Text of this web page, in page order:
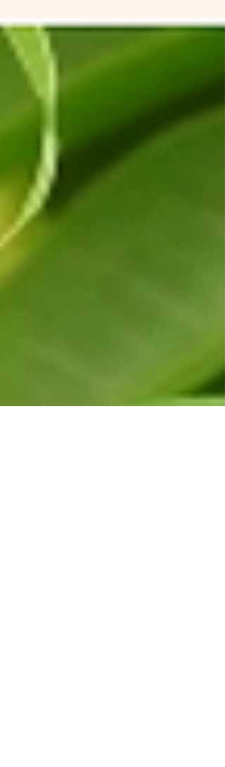
ていただくことになりました。 理由としまして
は、 4月からの雨の影響により、花の咲く日数が
なくなってしまっており、 例年よりも採蜜量が減
っていることが大きな原因でございます。...